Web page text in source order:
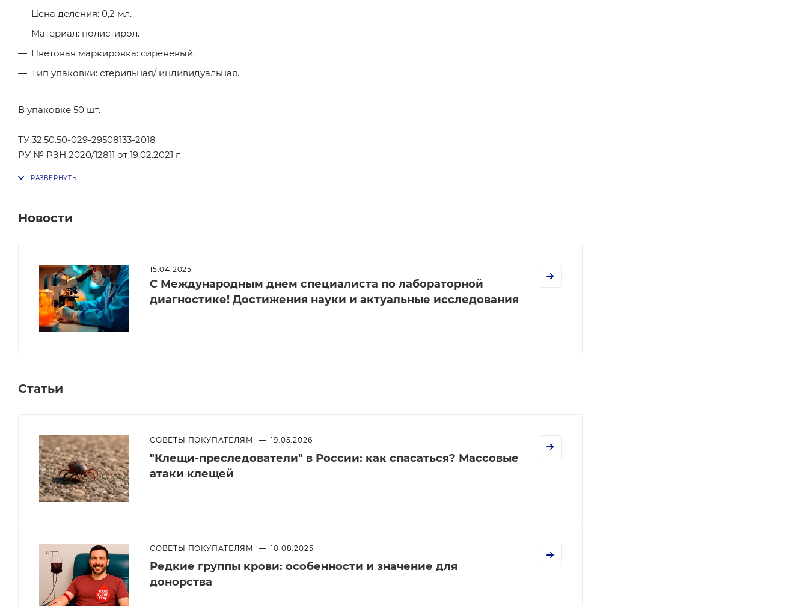
Цена деления: 0,2 мл.
Материал: полистирол.
Цветовая маркировка: сиреневый.
Тип упаковки: стерильная/ индивидуальная.
В упаковке 50 шт.
ТУ 32.50.50-029-29508133-2018
РУ № РЗН 2020/12811 от 19.02.2021 г.
Новости
15.04.2025
С Международным днем специалиста по лабораторной
диагностике! Достижения науки и актуальные исследования
Статьи
СОВЕТЫ ПОКУПАТЕЛЯМ — 19.05.2026
"Клещи-преследователи" в России: как спасаться? Массовые
атаки клещей
СОВЕТЫ ПОКУПАТЕЛЯМ — 10.08.2025
Редкие группы крови: особенности и значение для
донорства